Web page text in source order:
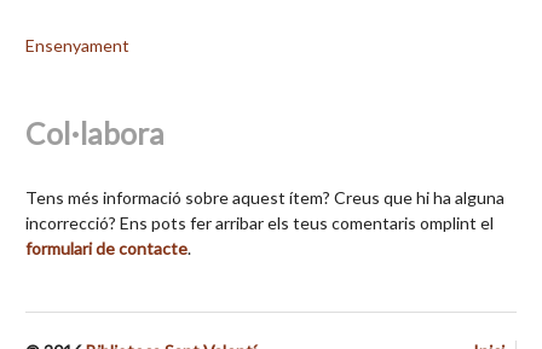
Ensenyament
Col·labora
Tens més informació sobre aquest ítem? Creus que hi ha alguna
incorrecció? Ens pots fer arribar els teus comentaris omplint el
formulari de contacte.